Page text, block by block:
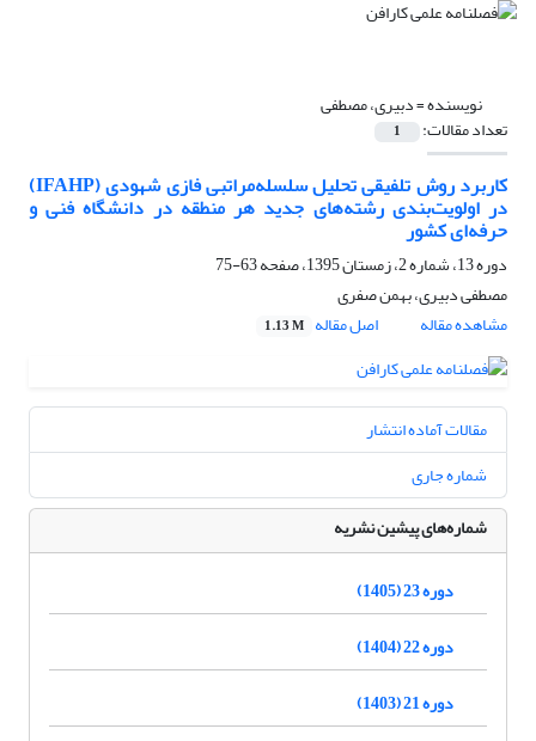
نویسنده =دبیری، مصطفی
تعداد مقالات: 1
کاربرد روش تلفیقی تحلیل سلسله‌مراتبی فازی شهودی (IFAHP)
در اولویت‌بندی رشته‌های جدید هر منطقه در دانشگاه فنی و
حرفه‌ای کشور
دوره 13، شماره 2، زمستان 1395، صفحه
63-75
مصطفی دبیری، بهمن صفری
مشاهده مقاله
اصل مقاله 1.13 M
مقالات آماده انتشار
شماره جاری
شماره‌های پیشین نشریه
دوره 23 (1405)
دوره 22 (1404)
دوره 21 (1403)